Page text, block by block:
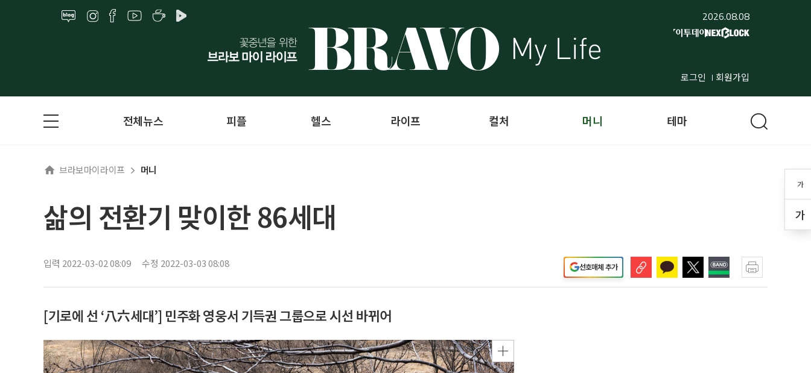
2026.08.08
로그인 회원가입
가
가
전체뉴스 피플 헬스 라이프 컬처 머니 테마
브라보마이라이프 머니
삶의 전환기 맞이한 86세대
입력 2022-03-02 08:09 수정 2022-03-03 08:08 선호매체 추가
[기로에 선 ‘八六세대’] 민주화 영웅서 기득권 그룹으로 시선 바뀌어